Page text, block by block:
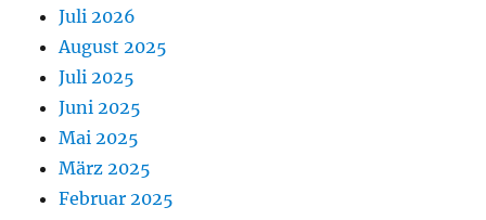
Juli 2026
August 2025
Juli 2025
Juni 2025
Mai 2025
März 2025
Februar 2025